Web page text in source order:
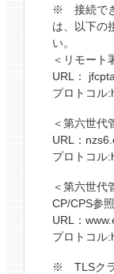
※ 接続でき
は、以下の
い。
＜リモート
URL：
プロトコル
＜第六世代
URL：
プロトコル
＜第六世代
CP/CPS参照
URL：
プロトコル
※ TLSクラ